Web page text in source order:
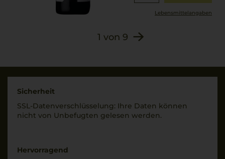
Lebensmittel­angaben
1 von 9
Sicherheit
SSL-Daten­verschlüs­selung: Ihre Daten können
nicht von Unbe­fugten gelesen werden.
Hervorragend